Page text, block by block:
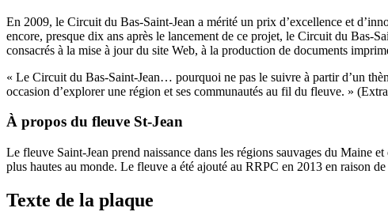
En 2009, le Circuit du Bas-Saint-Jean a mérité un prix d’excellence et
encore, presque dix ans après le lancement de ce projet, le Circuit du Bas-
consacrés à la mise à jour du site Web, à la production de documents
« Le Circuit du Bas-Saint-Jean… pourquoi ne pas le suivre à partir d’un
occasion d’explorer une région et ses communautés au fil du fleuve. »
À propos du fleuve St-Jean
Le fleuve Saint-Jean prend naissance dans les régions sauvages du Maine
plus hautes au monde. Le fleuve a été ajouté au RRPC en 2013 en raison
Texte de la plaque